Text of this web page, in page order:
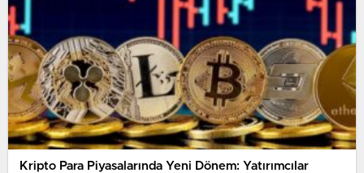
Kripto Para Piyasalarında Yeni Dönem: Yatırımcılar